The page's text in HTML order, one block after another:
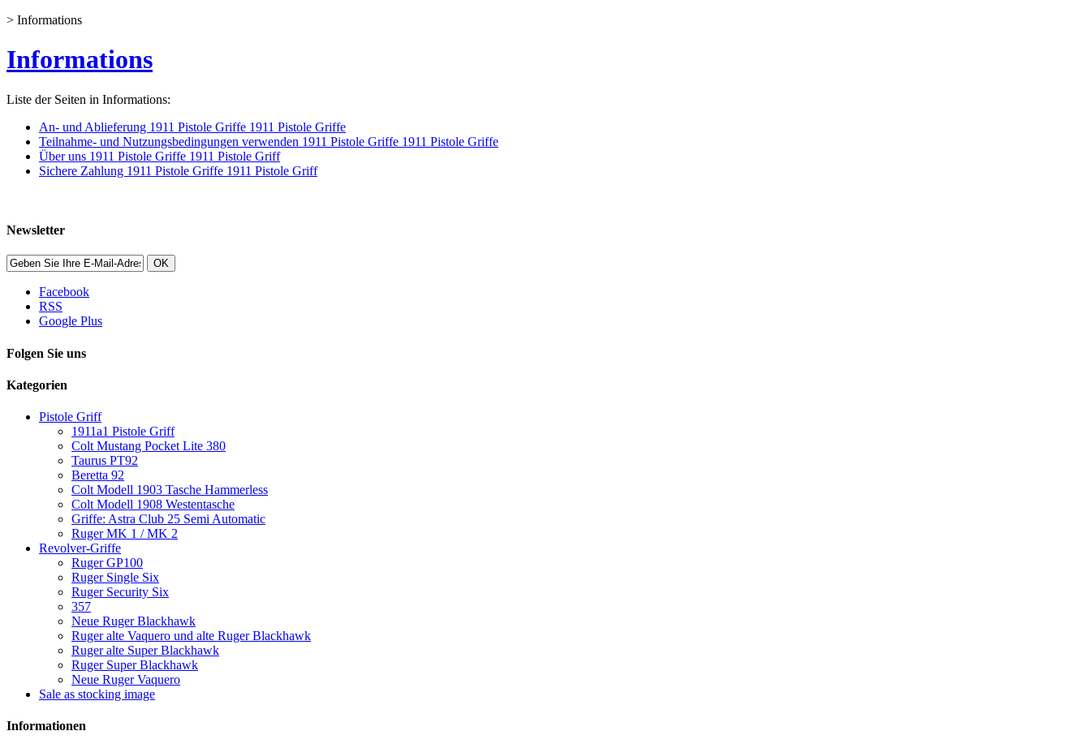
> Informations
Informations
Liste der Seiten in Informations:
An- und Ablieferung 1911 Pistole Griffe 1911 Pistole Griffe
Teilnahme- und Nutzungsbedingungen verwenden 1911 Pistole Griffe 1911 Pistole Griffe
Über uns 1911 Pistole Griffe 1911 Pistole Griff
Sichere Zahlung 1911 Pistole Griffe 1911 Pistole Griff
Newsletter
OK
Facebook
RSS
Google Plus
Folgen Sie uns
Kategorien
Pistole Griff
1911a1 Pistole Griff
Colt Mustang Pocket Lite 380
Taurus PT92
Beretta 92
Colt Modell 1903 Tasche Hammerless
Colt Modell 1908 Westentasche
Griffe: Astra Club 25 Semi Automatic
Ruger MK 1 / MK 2
Revolver-Griffe
Ruger GP100
Ruger Single Six
Ruger Security Six
357
Neue Ruger Blackhawk
Ruger alte Vaquero und alte Ruger Blackhawk
Ruger alte Super Blackhawk
Ruger Super Blackhawk
Neue Ruger Vaquero
Sale as stocking image
Informationen